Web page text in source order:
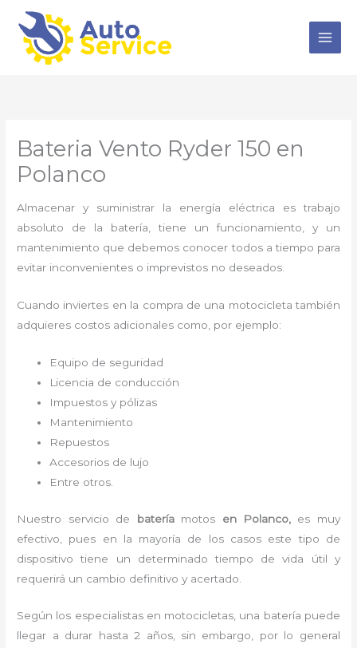
contenido
Bateria Vento Ryder 150 en
Polanco
Almacenar y suministrar la energía eléctrica es trabajo
absoluto de la batería, tiene un funcionamiento, y un
mantenimiento que debemos conocer todos a tiempo para
evitar inconvenientes o imprevistos no deseados.
Cuando inviertes en la compra de una motocicleta también
adquieres costos adicionales como, por ejemplo:
Equipo de seguridad
Licencia de conducción
Impuestos y pólizas
Mantenimiento
Repuestos
Accesorios de lujo
Entre otros.
Nuestro servicio de bateríamotos en Polanco, es muy
efectivo, pues en la mayoría de los casos este tipo de
dispositivo tiene un determinado tiempo de vida útil y
requerirá un cambio definitivo y acertado.
Según los especialistas en motocicletas, una batería puede
llegar a durar hasta 2 años, sin embargo, por lo general